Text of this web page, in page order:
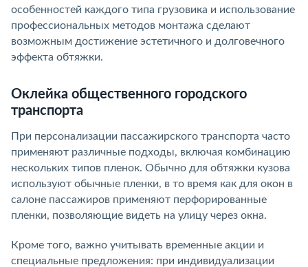
особенностей каждого типа грузовика и использование
профессиональных методов монтажа сделают
возможным достижение эстетичного и долговечного
эффекта обтяжки.
Оклейка общественного городского
транспорта
При персонализации пассажирского транспорта часто
применяют различные подходы, включая комбинацию
нескольких типов пленок. Обычно для обтяжки кузова
используют обычные пленки, в то время как для окон в
салоне пассажиров применяют перфорированные
пленки, позволяющие видеть на улицу через окна.
Кроме того, важно учитывать временные акции и
специальные предложения: при индивидуализации